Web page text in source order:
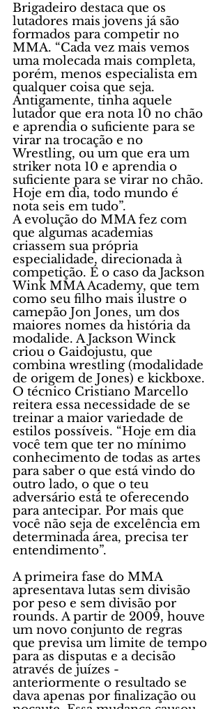
Brigadeiro destaca que os
lutadores mais jovens já são
formados para competir no
MMA. “Cada vez mais vemos
uma molecada mais completa,
porém, menos especialista em
qualquer coisa que seja.
Antigamente, tinha aquele
lutador que era nota 10 no chão
e aprendia o suficiente para se
virar na trocação e no
Wrestling, ou um que era um
striker nota 10 e aprendia o
suficiente para se virar no chão.
Hoje em dia, todo mundo é
nota seis em tudo”.
A evolução do MMA fez com
que algumas academias
criassem sua própria
especialidade, direcionada à
competição. É o caso da Jackson
Wink MMA Academy, que tem
como seu filho mais ilustre o
camepão Jon Jones, um dos
maiores nomes da história da
modalide. A Jackson Winck
criou o Gaidojustu, que
combina wrestling (modalidade
de origem de Jones) e kickboxe.
O técnico Cristiano Marcello
reitera essa necessidade de se
treinar a maior variedade de
estilos possíveis. “Hoje em dia
você tem que ter no mínimo
conhecimento de todas as artes
para saber o que está vindo do
outro lado, o que o teu
adversário está te oferecendo
para antecipar. Por mais que
você não seja de excelência em
determinada área, precisa ter
entendimento”.
A primeira fase do MMA
apresentava lutas sem divisão
por peso e sem divisão por
rounds. A partir de 2009, houve
um novo conjunto de regras
que previsa um limite de tempo
para as disputas e a decisão
através de juízes -
anteriormente o resultado se
dava apenas por finalização ou